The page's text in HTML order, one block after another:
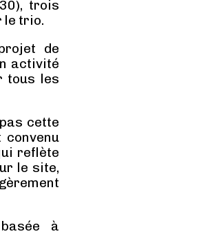
trois
le trio.
de
activité
tous les
cette
reflète
le site,
à